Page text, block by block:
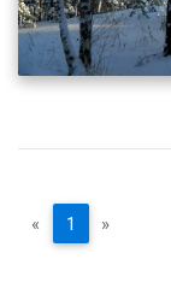
« 1 »